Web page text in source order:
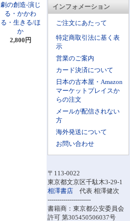
インフォメーション
ご注文にあたって
特定商取引法に基く表
示
営業のご案内
カード決済について
日本の古本屋・Amazon
マーケットプレイスか
らの注文
メールが配信されない
方
海外発送について
お問い合わせ
〒113-0022
東京都文京区千駄木3-29-1
相澤書店 代表 相澤健次
----------------------
書籍商：東京都公安委員会
許可 第305450506037号
劇の創造-演じ
る・かかわ
る・生きる/ほ
か
2,800円